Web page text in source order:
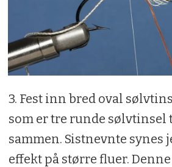
3. Fest inn bred oval
som er tre runde sølvtinsel
sammen. Sistnevnte synes
effekt på større fluer.